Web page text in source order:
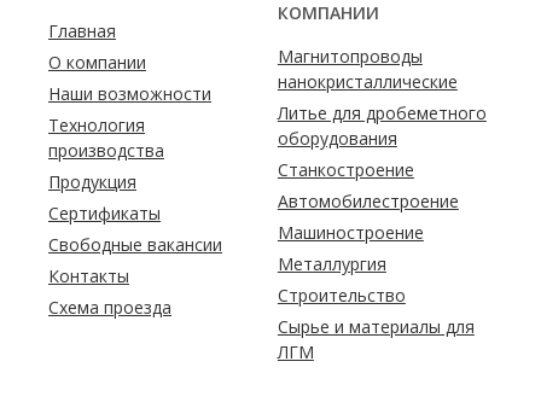
Главная
О компании
Наши возможности
Технология
производства
Продукция
Сертификаты
Свободные вакансии
Контакты
Схема проезда
КОМПАНИИ
Магнитопроводы
нанокристаллические
Литье для дробеметного
оборудования
Станкостроение
Автомобилестроение
Машиностроение
Металлургия
Строительство
Сырье и материалы для
ЛГМ